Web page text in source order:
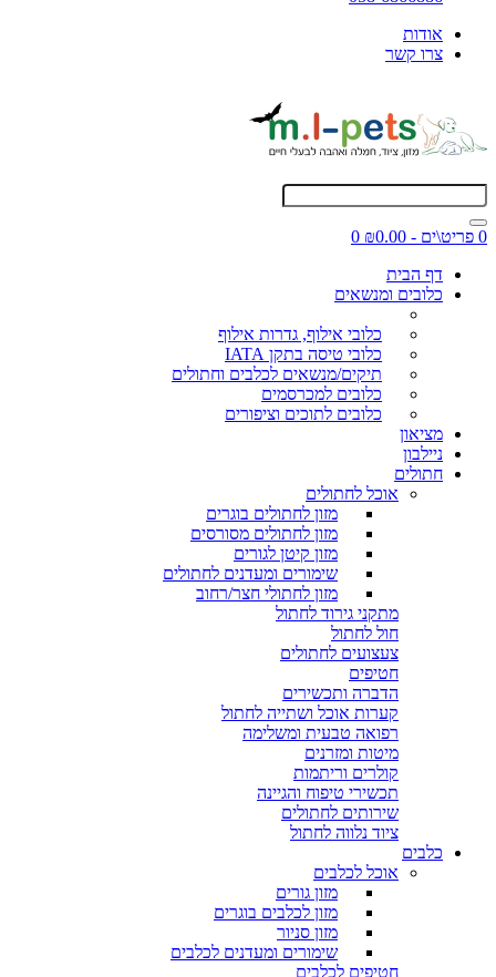
אודות
צרו קשר
0 פריט\ים - ₪0.00
0
דף הבית
כלובים ומנשאים
כלובי אילוף, גדרות אילוף
כלובי טיסה בתקן IATA
תיקים/מנשאים לכלבים וחתולים
כלובים למכרסמים
כלובים לתוכים וציפורים
מציאון
ניילבון
חתולים
אוכל לחתולים
מזון לחתולים בוגרים
מזון לחתולים מסורסים
מזון קיטן לגורים
שימורים ומעדנים לחתולים
מזון לחתולי חצר/רחוב
מתקני גירוד לחתול
חול לחתול
צעצועים לחתולים
חטיפים
הדברה ותכשירים
קערות אוכל ושתייה לחתול
רפואה טבעית ומשלימה
מיטות ומזרנים
קולרים וריתמות
תכשירי טיפוח והגיינה
שירותים לחתולים
ציוד נלווה לחתול
כלבים
אוכל לכלבים
מזון גורים
מזון לכלבים בוגרים
מזון סניור
שימורים ומעדנים לכלבים
חטיפים לכלבים